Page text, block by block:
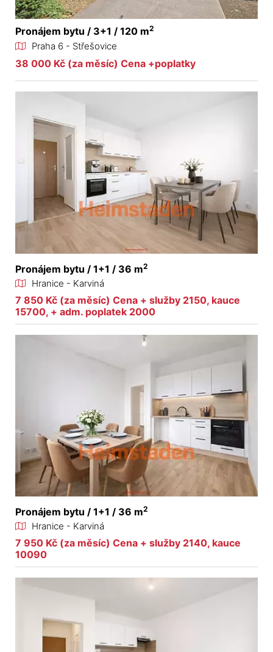
Pronájem bytu / 3+1 / 120 m2
Praha 6 - Střešovice
38 000 Kč (za měsíc) Cena +poplatky
Pronájem bytu / 1+1 / 36 m2
Hranice - Karviná
7 850 Kč (za měsíc) Cena + služby 2150, kauce
15700, + adm. poplatek 2000
Pronájem bytu / 1+1 / 36 m2
Hranice - Karviná
7 950 Kč (za měsíc) Cena + služby 2140, kauce
10090